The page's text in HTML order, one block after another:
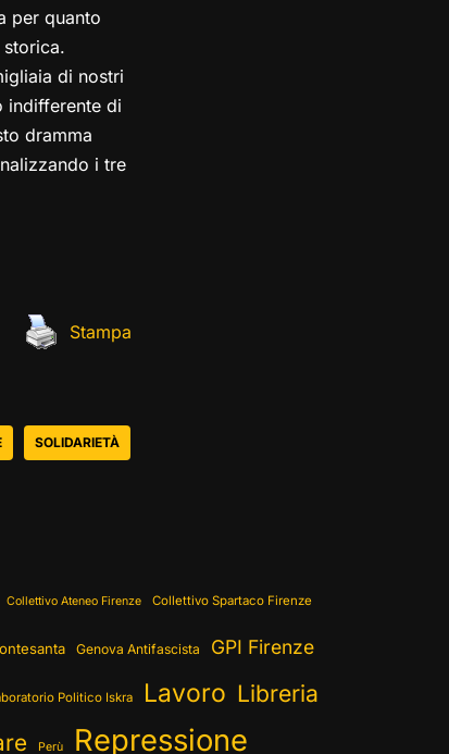
per quanto
di nostri
indifferente di
dramma
i tre
Stampa
SOLIDARIETÀ
Collettivo Ateneo Firenze Collettivo Spartaco Firenze
Genova Antifascista GPI Firenze
Politico Iskra Lavoro Libreria
Perù Repressione